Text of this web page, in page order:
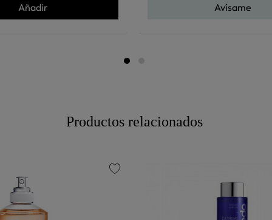
Añadir Avísame
Productos relacionados